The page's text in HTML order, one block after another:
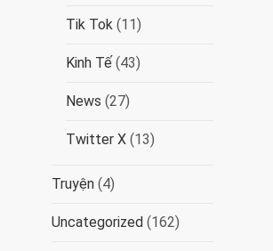
Tik Tok (11)
Kinh Tế (43)
News (27)
Twitter X (13)
Truyện (4)
Uncategorized (162)